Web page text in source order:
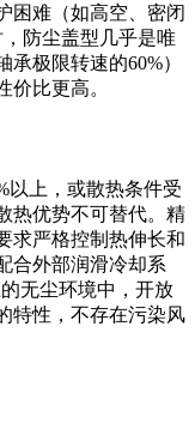
困难（如高空、密闭
防尘盖型几乎是唯
极限转速的60%）
价比更高。
以上，或散热条件受
热优势不可替代。精
求严格控制热伸长和
合外部润滑冷却系
无尘环境中，开放
特性，不存在污染风